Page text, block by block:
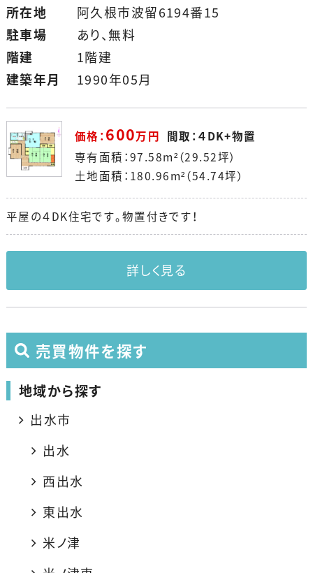
所在地
阿久根市波留6194番15
駐車場
あり、無料
階建
1階建
建築年月
1990年05月
価格：600万円 間取：４DK+物置
専有面積：97.58m²（29.52坪）
土地面積：180.96m²（54.74坪）
平屋の４DK住宅です。物置付きです！
詳しく見る
売買物件を探す
地域から探す
出水市
出水
西出水
東出水
米ノ津